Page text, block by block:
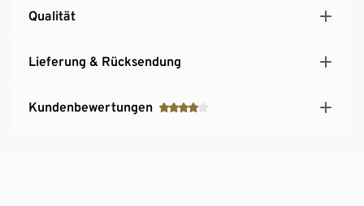
Qualität
Lieferung & Rücksendung
Kundenbewertungen